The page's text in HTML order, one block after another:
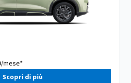
mese*
Scopri di più